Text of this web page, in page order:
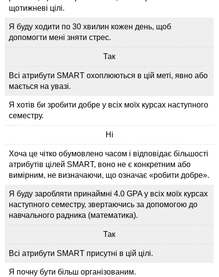
щотижневі цілі.
Я буду ходити по 30 хвилин кожен день, щоб
допомогти мені зняти стрес.
Так
Всі атрибути SMART охоплюються в цій меті, явно або
мається на увазі.
Я хотів би зробити добре у всіх моїх курсах наступного
семестру.
Ні
Хоча це чітко обумовлено часом і відповідає більшості
атрибутів цілей SMART, воно не є конкретним або
вимірним, не визначаючи, що означає «робити добре».
Я буду заробляти принаймні 4.0 GPA у всіх моїх курсах
наступного семестру, звертаючись за допомогою до
навчального радника (математика).
Так
Всі атрибути SMART присутні в цій цілі.
Я почну бути більш організованим.